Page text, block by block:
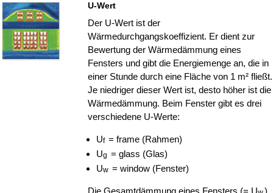
U-Wert
Der U-Wert ist der
Wärmedurchgangskoeffizient. Er dient zur
Bewertung der Wärmedämmung eines
Fensters und gibt die Energiemenge an, die in
einer Stunde durch eine Fläche von 1 m² fließt.
Je niedriger dieser Wert ist, desto höher ist die
Wärmedämmung. Beim Fenster gibt es drei
verschiedene U-Werte:
Uf = frame (Rahmen)
Ug = glass (Glas)
Uw = window (Fenster)